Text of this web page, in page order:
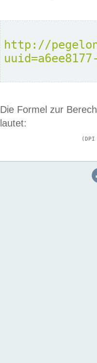
http://
Die Formel zur
lautet: